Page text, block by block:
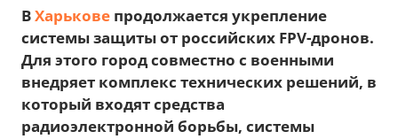
ВХарькове продолжается укрепление
системы защиты от российских FPV-дронов.
Для этого город совместно с военными
внедряет комплекс технических решений, в
который входят средства
радиоэлектронной борьбы, системы